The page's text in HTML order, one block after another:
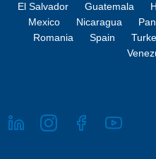
El Salvador
Guatemala
Mexico
Nicaragua
Romania
Spain